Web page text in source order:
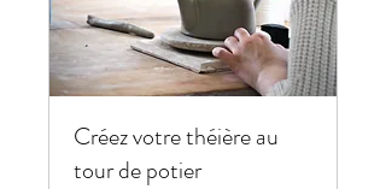
Créez votre théière au
tour de potier